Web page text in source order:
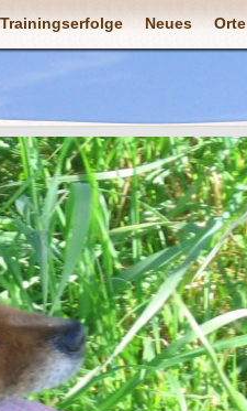
Trainingserfolge Neues Orte